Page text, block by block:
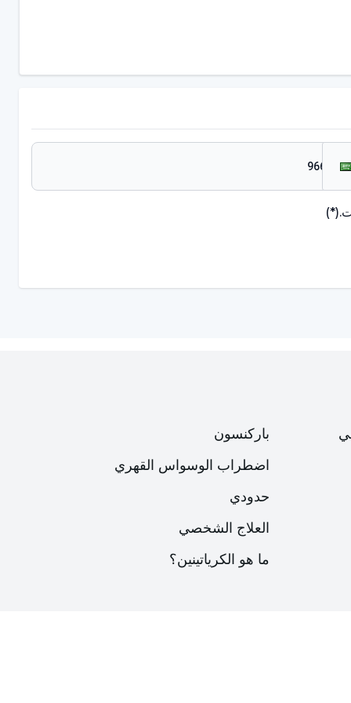
(*)
باركنسون
اضطراب الوسواس القهري
حدودي
العلاج الشخصي
ما هو الكرياتينين؟